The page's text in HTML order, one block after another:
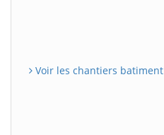
Voir les chantiers batiment